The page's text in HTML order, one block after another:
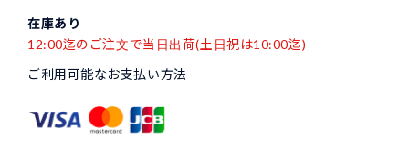
在庫あり
12:00迄のご注文で当日出荷(土日祝は10:00迄)
ご利用可能なお支払い方法